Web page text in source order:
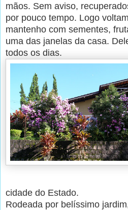
mãos. Sem aviso,
por pouco tempo. Logo
mantenho com sementes,
uma das janelas da casa.
todos os dias.
cidade do Estado.
Rodeada por belíssimo